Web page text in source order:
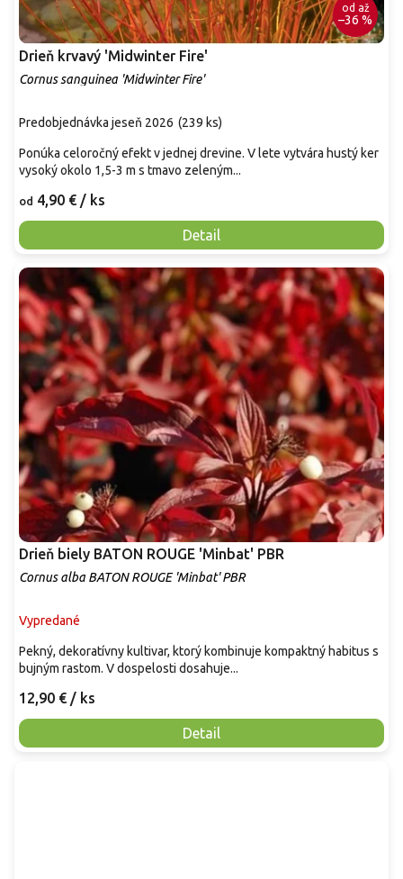
od až
–36 %
Drieň krvavý 'Midwinter Fire'
Cornus sanguinea 'Midwinter Fire'
Predobjednávka jeseň 2026 (239 ks)
od 4,90 € / ks
Detail
Ponúka celoročný efekt v jednej drevine. V lete vytvára hustý ker
vysoký okolo 1,5-3 m s tmavo zeleným...
Drieň biely BATON ROUGE 'Minbat' PBR
Cornus alba BATON ROUGE 'Minbat' PBR
Vypredané
12,90 € / ks
Detail
Pekný, dekoratívny kultivar, ktorý kombinuje kompaktný habitus s
bujným rastom. V dospelosti dosahuje...